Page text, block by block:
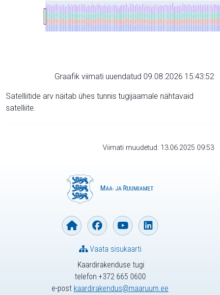
Graafik viimati uuendatud 09.08.2026 15:43:52
Satelliitide arv näitab ühes tunnis tugijaamale nähtavaid
satelliite.
Viimati muudetud: 13.06.2025 09:53
Kaardirakenduse tugi
telefon +372 665 0600
e-post kaardirakendus@maaruum.ee
Vaata sisukaarti